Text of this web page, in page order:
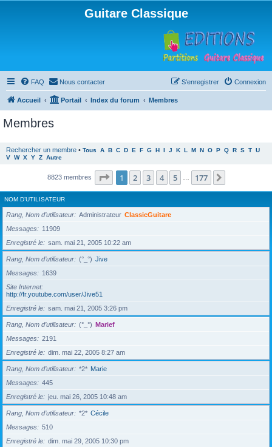
Guitare Classique
FAQ Nous contacter Connexion
S’enregistrer
Accueil Portail Index du forum Membres
Membres
Rechercher un membre • Tous A B C D E F G H I J K L M N O P Q R S T U
V W X Y Z Autre
8823 membres Page 1sur177
1 2 3 4 5 177
NOM D’UTILISATEUR
Rang, Nom d’utilisateur Administrateur ClassicGuitare
Messages
11909
Enregistré le
sam. mai 21, 2005 10:22 am
Rang, Nom d’utilisateur (°_°) Jive
Messages
1639
Site Internet
http://fr.youtube.com/user/Jive51
Enregistré le
sam. mai 21, 2005 3:26 pm
Rang, Nom d’utilisateur (°_°) Marief
Messages
2191
Enregistré le
dim. mai 22, 2005 8:27 am
Rang, Nom d’utilisateur *2* Marie
Messages
445
Enregistré le
jeu. mai 26, 2005 10:48 am
Rang, Nom d’utilisateur *2* Cécile
Messages
510
Enregistré le
dim. mai 29, 2005 10:30 pm